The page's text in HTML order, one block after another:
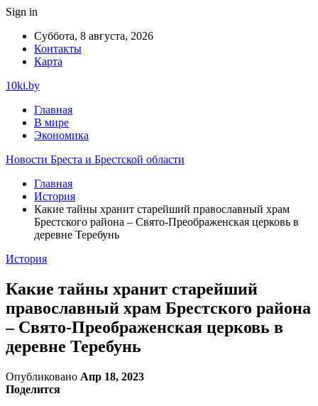
Sign in
Суббота, 8 августа, 2026
Контакты
Карта
10ki.by
Главная
В мире
Экономика
Новости Бреста и Брестской области
Главная
История
Какие тайны хранит старейший православный храм
Брестского района – Свято-Преображенская церковь в
деревне Теребунь
История
Какие тайны хранит старейший
православный храм Брестского района
– Свято-Преображенская церковь в
деревне Теребунь
Опубликовано Апр 18, 2023
Поделится